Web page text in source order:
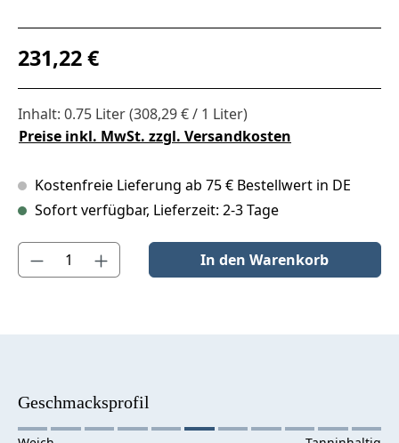
Regulärer Preis:
231,22 €
Inhalt: 0.75 Liter(308,29 € / 1 Liter)
Preise inkl. MwSt. zzgl. Versandkosten
Kostenfreie Lieferung ab 75 € Bestellwert in DE
Sofort verfügbar, Lieferzeit: 2-3 Tage
Produkt Anzahl: Gib den gewünschten Wert ein oder benutze
In den Warenkorb
Geschmacksprofil